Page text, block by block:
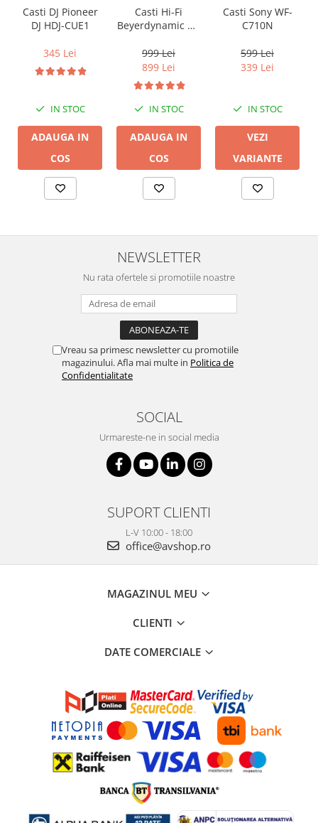
Casti DJ Pioneer
DJ HDJ-CUE1
345 Lei
IN STOC
ADAUGA IN
COS
Casti Hi-Fi
Beyerdynamic DT
999 Lei
899 Lei
IN STOC
ADAUGA IN
COS
Casti Sony WF-
C710N
599 Lei
339 Lei
IN STOC
VEZI
VARIANTE
NEWSLETTER
Nu rata ofertele si promotiile noastre
Vreau sa primesc newsletter cu promotiile
magazinului. Afla mai multe in Politica de
Confidentialitate
SOCIAL
Urmareste-ne in social media
SUPORT CLIENTI
L-V 10:00 - 18:00
office@avshop.ro
MAGAZINUL MEU
CLIENTI
DATE COMERCIALE